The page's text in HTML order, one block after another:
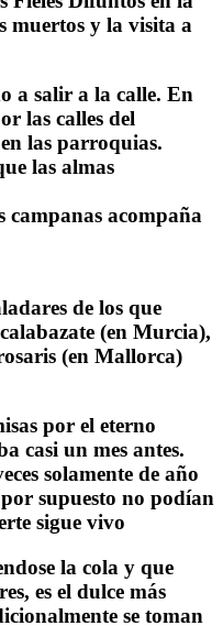
muertos y la visita a
a salir a la calle. En
las calles del
las parroquias.
las almas
campanas acompaña
de los que
(en Murcia),
(en Mallorca)
por el eterno
casi un mes antes.
solamente de año
supuesto no podían
sigue vivo
la cola y que
es el dulce más
se toman